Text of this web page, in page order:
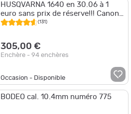
HUSQVARNA 1640 en 30.06 à 1
euro sans prix de réserve!!! Canon
impeccable!!! + Frein de bouche!!!
(131)
305,00 €
Enchère - 94 enchères
Occasion - Disponible
BODEO cal. 10.4mm numéro 775